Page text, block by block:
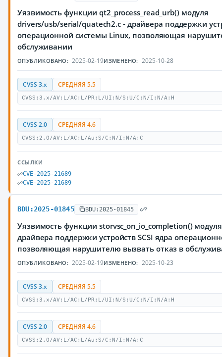
Уязвимость функции qt2_process_read_urb() модуля
drivers/usb/serial/quatech2.c - драйвера поддержки
операционной системы Linux, позволяющая
обслуживании
ОПУБЛИКОВАНО: 2025-02-19ИЗМЕНЕНО: 2025-10-28
CVSS 3.x СРЕДНЯЯ 5.5
CVSS:3.x/AV:L/AC:L/PR:L/UI:N/S:U/C:N/I:N/A:H
CVSS 2.0 СРЕДНЯЯ 4.6
CVSS:2.0/AV:L/AC:L/Au:S/C:N/I:N/A:C
ССЫЛКИ
CVE-2025-21689
CVE-2025-21689
BDU:2025-01845 BDU:2025-01845
Уязвимость функции storvsc_on_io_completion()
драйвера поддержки устройств SCSI ядра
позволяющая нарушителю вызвать отказ в
ОПУБЛИКОВАНО: 2025-02-19ИЗМЕНЕНО: 2025-10-23
CVSS 3.x СРЕДНЯЯ 5.5
CVSS:3.x/AV:L/AC:L/PR:L/UI:N/S:U/C:N/I:N/A:H
CVSS 2.0 СРЕДНЯЯ 4.6
CVSS:2.0/AV:L/AC:L/Au:S/C:N/I:N/A:C